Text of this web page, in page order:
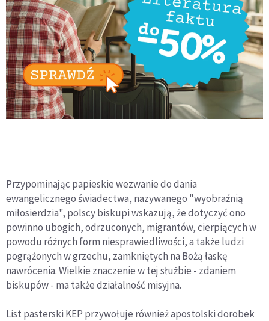
Przypominając papieskie wezwanie do dania
ewangelicznego świadectwa, nazywanego "wyobraźnią
miłosierdzia", polscy biskupi wskazują, że dotyczyć ono
powinno ubogich, odrzuconych, migrantów, cierpiących w
powodu różnych form niesprawiedliwości, a także ludzi
pogrążonych w grzechu, zamkniętych na Bożą łaskę
nawrócenia. Wielkie znaczenie w tej służbie - zdaniem
biskupów - ma także działalność misyjna.
List pasterski KEP przywołuje również apostolski dorobek